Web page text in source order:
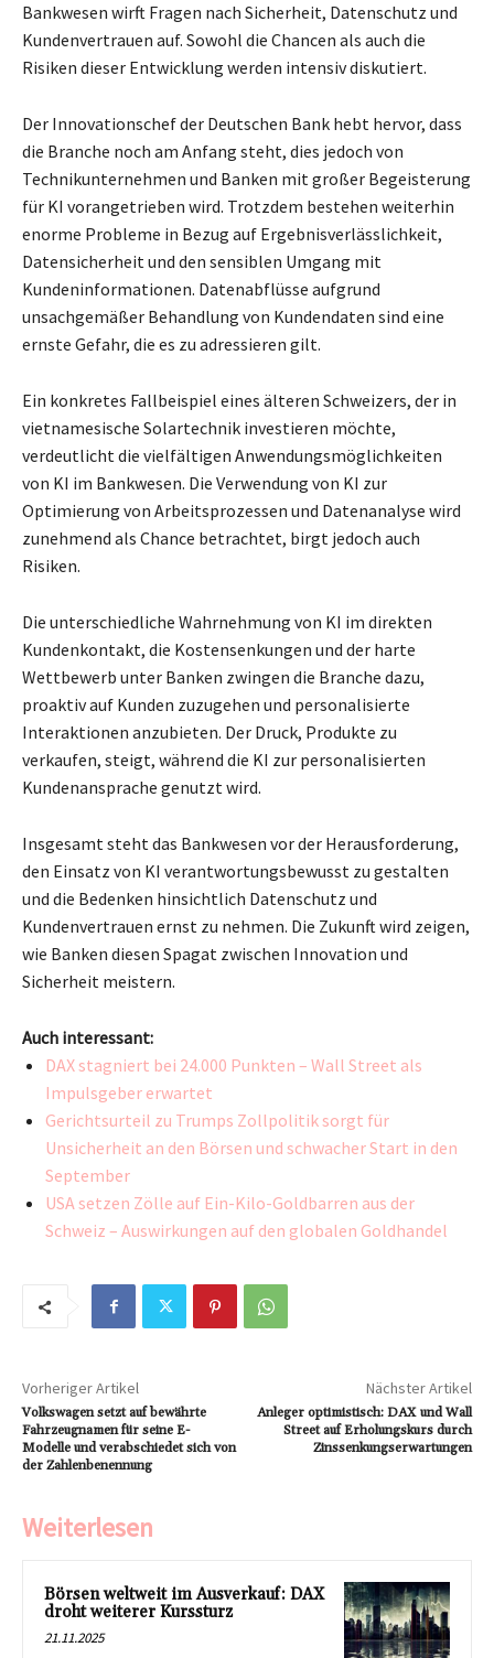
Bankwesen wirft Fragen nach Sicherheit, Datenschutz und
Kundenvertrauen auf. Sowohl die Chancen als auch die
Risiken dieser Entwicklung werden intensiv diskutiert.
Der Innovationschef der Deutschen Bank hebt hervor, dass
die Branche noch am Anfang steht, dies jedoch von
Technikunternehmen und Banken mit großer Begeisterung
für KI vorangetrieben wird. Trotzdem bestehen weiterhin
enorme Probleme in Bezug auf Ergebnisverlässlichkeit,
Datensicherheit und den sensiblen Umgang mit
Kundeninformationen. Datenabflüsse aufgrund
unsachgemäßer Behandlung von Kundendaten sind eine
ernste Gefahr, die es zu adressieren gilt.
Ein konkretes Fallbeispiel eines älteren Schweizers, der in
vietnamesische Solartechnik investieren möchte,
verdeutlicht die vielfältigen Anwendungsmöglichkeiten
von KI im Bankwesen. Die Verwendung von KI zur
Optimierung von Arbeitsprozessen und Datenanalyse wird
zunehmend als Chance betrachtet, birgt jedoch auch
Risiken.
Die unterschiedliche Wahrnehmung von KI im direkten
Kundenkontakt, die Kostensenkungen und der harte
Wettbewerb unter Banken zwingen die Branche dazu,
proaktiv auf Kunden zuzugehen und personalisierte
Interaktionen anzubieten. Der Druck, Produkte zu
verkaufen, steigt, während die KI zur personalisierten
Kundenansprache genutzt wird.
Insgesamt steht das Bankwesen vor der Herausforderung,
den Einsatz von KI verantwortungsbewusst zu gestalten
und die Bedenken hinsichtlich Datenschutz und
Kundenvertrauen ernst zu nehmen. Die Zukunft wird zeigen,
wie Banken diesen Spagat zwischen Innovation und
Sicherheit meistern.
Auch interessant:
DAX stagniert bei 24.000 Punkten – Wall Street als
Impulsgeber erwartet
Gerichtsurteil zu Trumps Zollpolitik sorgt für
Unsicherheit an den Börsen und schwacher Start in den
September
USA setzen Zölle auf Ein-Kilo-Goldbarren aus der
Schweiz – Auswirkungen auf den globalen Goldhandel
Vorheriger Artikel
Volkswagen setzt auf bewährte
Fahrzeugnamen für seine E-
Modelle und verabschiedet sich von
der Zahlenbenennung
Nächster Artikel
Anleger optimistisch: DAX und Wall
Street auf Erholungskurs durch
Zinssenkungserwartungen
Weiterlesen
Börsen weltweit im Ausverkauf: DAX
droht weiterer Kurssturz
21.11.2025